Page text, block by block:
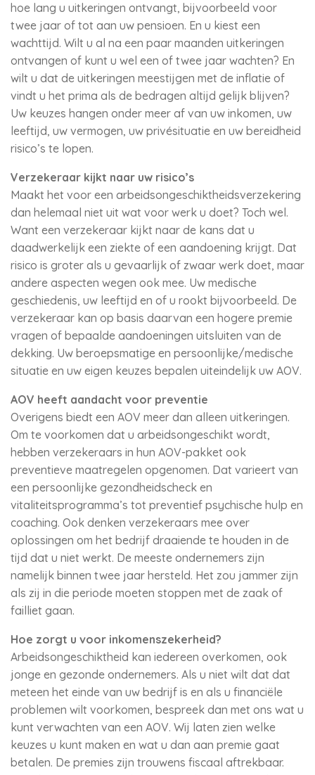
hoe lang u uitkeringen ontvangt, bijvoorbeeld voor
twee jaar of tot aan uw pensioen. En u kiest een
wachttijd. Wilt u al na een paar maanden uitkeringen
ontvangen of kunt u wel een of twee jaar wachten? En
wilt u dat de uitkeringen meestijgen met de inflatie of
vindt u het prima als de bedragen altijd gelijk blijven?
Uw keuzes hangen onder meer af van uw inkomen, uw
leeftijd, uw vermogen, uw privésituatie en uw bereidheid
risico’s te lopen.
Verzekeraar kijkt naar uw risico’s
Maakt het voor een arbeidsongeschiktheidsverzekering
dan helemaal niet uit wat voor werk u doet? Toch wel.
Want een verzekeraar kijkt naar de kans dat u
daadwerkelijk een ziekte of een aandoening krijgt. Dat
risico is groter als u gevaarlijk of zwaar werk doet, maar
andere aspecten wegen ook mee. Uw medische
geschiedenis, uw leeftijd en of u rookt bijvoorbeeld. De
verzekeraar kan op basis daarvan een hogere premie
vragen of bepaalde aandoeningen uitsluiten van de
dekking. Uw beroepsmatige en persoonlijke/medische
situatie en uw eigen keuzes bepalen uiteindelijk uw AOV.
AOV heeft aandacht voor preventie
Overigens biedt een AOV meer dan alleen uitkeringen.
Om te voorkomen dat u arbeidsongeschikt wordt,
hebben verzekeraars in hun AOV-pakket ook
preventieve maatregelen opgenomen. Dat varieert van
een persoonlijke gezondheidscheck en
vitaliteitsprogramma’s tot preventief psychische hulp en
coaching. Ook denken verzekeraars mee over
oplossingen om het bedrijf draaiende te houden in de
tijd dat u niet werkt. De meeste ondernemers zijn
namelijk binnen twee jaar hersteld. Het zou jammer zijn
als zij in die periode moeten stoppen met de zaak of
failliet gaan.
Hoe zorgt u voor inkomenszekerheid?
Arbeidsongeschiktheid kan iedereen overkomen, ook
jonge en gezonde ondernemers. Als u niet wilt dat dat
meteen het einde van uw bedrijf is en als u financiële
problemen wilt voorkomen, bespreek dan met ons wat u
kunt verwachten van een AOV. Wij laten zien welke
keuzes u kunt maken en wat u dan aan premie gaat
betalen. De premies zijn trouwens fiscaal aftrekbaar.